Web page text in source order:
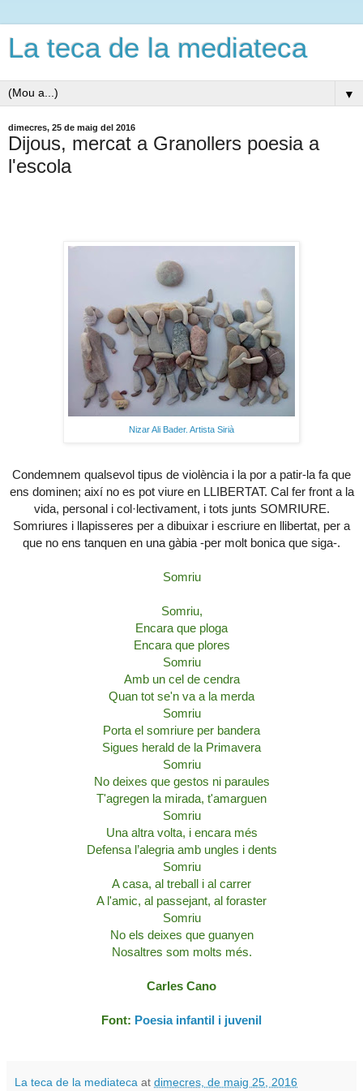
La teca de la mediateca
▼
dimecres, 25 de maig del 2016
Dijous, mercat a Granollers poesia a
l'escola
Nizar Ali Bader. Artista Sirià
Condemnem qualsevol tipus de violència i la por a patir-la fa que
ens dominen; així no es pot viure en LLIBERTAT. Cal fer front a la
vida, personal i col·lectivament, i tots junts SOMRIURE.
Somriures i llapisseres per a dibuixar i escriure en llibertat, per a
que no ens tanquen en una gàbia -per molt bonica que siga-.
Somriu
Somriu,
Encara que ploga
Encara que plores
Somriu
Amb un cel de cendra
Quan tot se'n va a la merda
Somriu
Porta el somriure per bandera
Sigues herald de la Primavera
Somriu
No deixes que gestos ni paraules
T'agregen la mirada, t'amarguen
Somriu
Una altra volta, i encara més
Defensa l’alegria amb ungles i dents
Somriu
A casa, al treball i al carrer
A l'amic, al passejant, al foraster
Somriu
No els deixes que guanyen
Nosaltres som molts més.
Carles Cano
Font: Poesia infantil i juvenil
La teca de la mediateca at dimecres, de maig 25, 2016